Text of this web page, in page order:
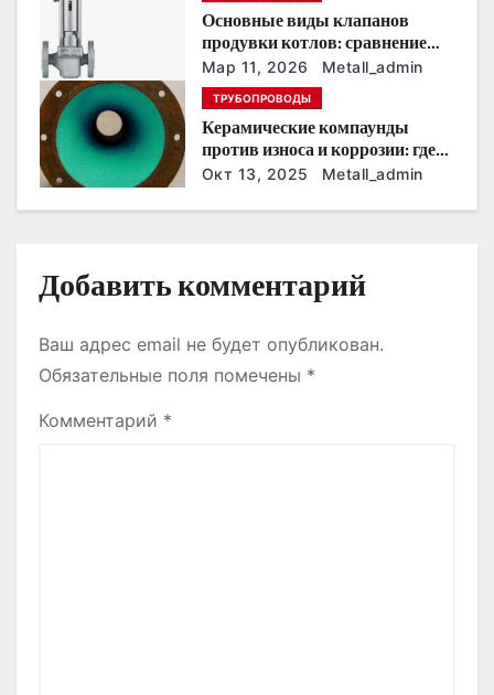
п
и
с
я
Основные виды клапанов
продувки котлов: сравнение
устройств и характеристик
Мар 11, 2026 Metall_admin
ТРУБОПРОВОДЫ
Керамические компаунды
против износа и коррозии: где
они работают эффективнее
Окт 13, 2025 Metall_admin
Добавить комментарий
Ваш адрес email не будет опубликован.
Обязательные поля помечены *
Комментарий *